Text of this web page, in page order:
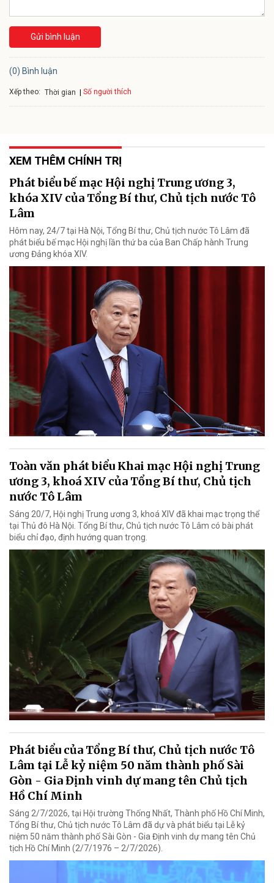
Gửi bình luận
(0) Bình luận
Xếp theo: Thời gian Số người thích
XEM THÊM CHÍNH TRỊ
Phát biểu bế mạc Hội nghị Trung ương 3,
khóa XIV của Tổng Bí thư, Chủ tịch nước Tô
Lâm
Hôm nay, 24/7 tại Hà Nội, Tổng Bí thư, Chủ tịch nước Tô Lâm đã
phát biểu bế mạc Hội nghị lần thứ ba của Ban Chấp hành Trung
ương Đảng khóa XIV.
Toàn văn phát biểu Khai mạc Hội nghị Trung
ương 3, khoá XIV của Tổng Bí thư, Chủ tịch
nước Tô Lâm
Sáng 20/7, Hội nghị Trung ương 3, khoá XIV đã khai mạc trọng thể
tại Thủ đô Hà Nội. Tổng Bí thư, Chủ tịch nước Tô Lâm có bài phát
biểu chỉ đạo, định hướng quan trọng.
Phát biểu của Tổng Bí thư, Chủ tịch nước Tô
Lâm tại Lễ kỷ niệm 50 năm thành phố Sài
Gòn - Gia Định vinh dự mang tên Chủ tịch
Hồ Chí Minh
Sáng 2/7/2026, tại Hội trường Thống Nhất, Thành phố Hồ Chí Minh,
Tổng Bí thư, Chủ tịch nước Tô Lâm đã dự và phát biểu tại Lễ kỷ
niệm 50 năm thành phố Sài Gòn - Gia Định vinh dự mang tên Chủ
tịch Hồ Chí Minh (2/7/1976 – 2/7/2026).